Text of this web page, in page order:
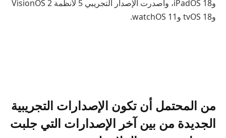
وiPadOS 18، وأصدرت الإصدار التجريبي 5 لأنظمة VisionOS 2
وtvOS 18 وwatchOS 11.
من المحتمل أن تكون الإصدارات التجريبية
الجديدة من بين آخر الإصدارات التي جلبت